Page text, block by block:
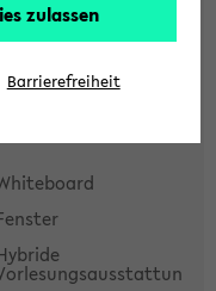
zulassen
Barrierefreiheit